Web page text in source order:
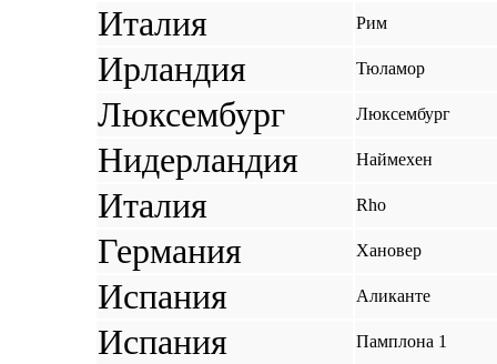
Италия
Рим
Ирландия Тюламор
Люксембург Люксембург
Нидерландия Наймехен
Италия Rho
Германия Хановер
Испания Аликанте
Испания Памплона 1